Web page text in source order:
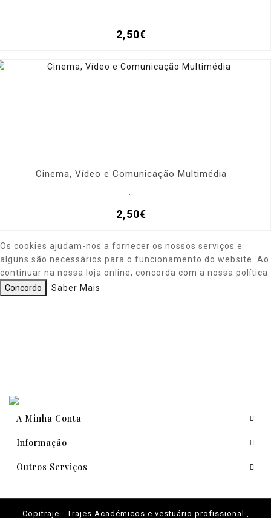
2,50€
Cinema, Vídeo e Comunicação Multimédia
2,50€
Os cookies ajudam-nos a fornecer os nossos serviços e
alguns são necessários para o funcionamento do website. Ao
continuar na nossa loja online, concorda com a nossa política.
Concordo
Saber Mais
A Minha Conta
Informação
Outros Serviços
Copitraje - Trajes Académicos e vestuário profissional ,